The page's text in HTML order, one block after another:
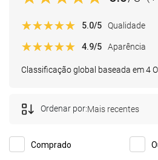
Classificação global baseada em 4
5.0/5 Qualidade
4.9/5 Aparência
Comprado
Ordenar por:Mais recentes